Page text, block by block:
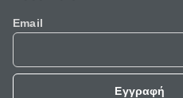
Email
Εγγραφή